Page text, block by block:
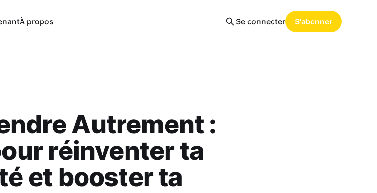
À propos Se connecter S'abonner
Autrement :
réinventer ta
et booster ta